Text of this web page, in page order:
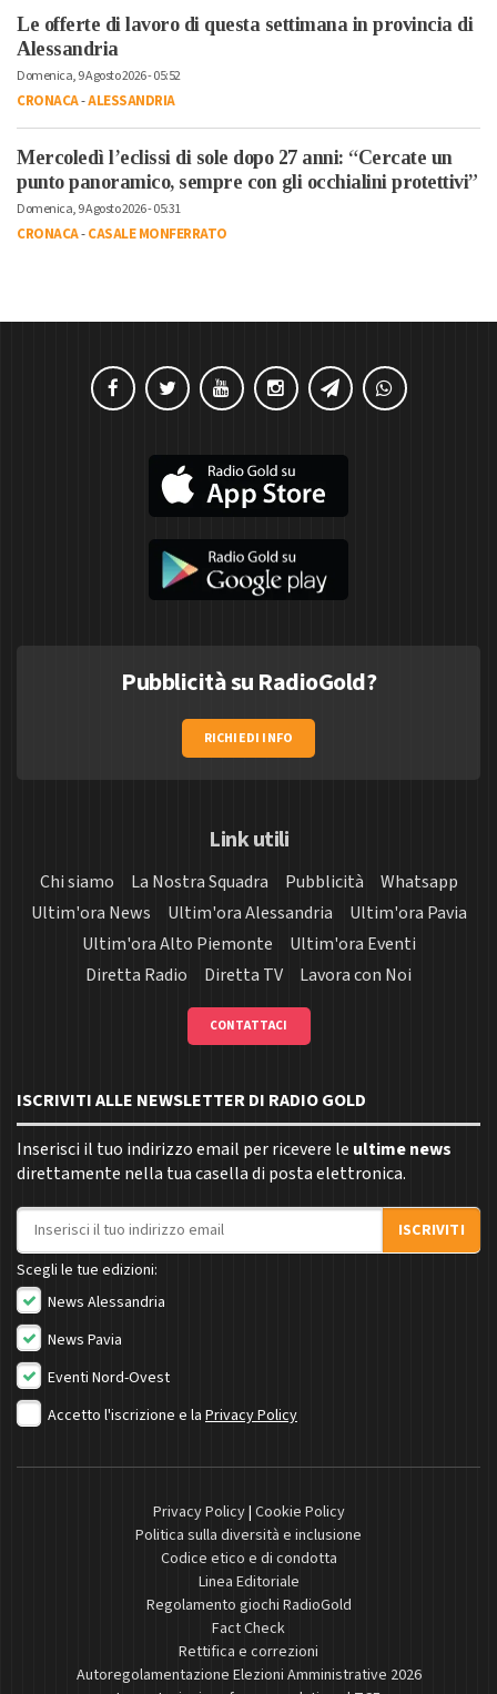
Le offerte di lavoro di questa settimana in provincia di
Alessandria
Domenica, 9 Agosto 2026 - 05:52
CRONACA-ALESSANDRIA
Mercoledì l’eclissi di sole dopo 27 anni: “Cercate un
punto panoramico, sempre con gli occhialini protettivi”
Domenica, 9 Agosto 2026 - 05:31
CRONACA-CASALE MONFERRATO
Pubblicità su RadioGold?
RICHIEDI INFO
Link utili
Chi siamo La Nostra Squadra Pubblicità
Whatsapp
Ultim'ora News
Ultim'ora Alessandria
Ultim'ora Pavia
Ultim'ora Alto Piemonte
Ultim'ora Eventi
Diretta Radio
Diretta TV Lavora con Noi
CONTATTACI
ISCRIVITI ALLE NEWSLETTER DI RADIO GOLD
Inserisci il tuo indirizzo email per ricevere le ultime news
direttamente nella tua casella di posta elettronica.
Indirizzo email
ISCRIVITI
Scegli le tue edizioni:
News Alessandria
News Pavia
Eventi Nord-Ovest
Accetto l'iscrizione e la Privacy Policy
Privacy Policy| Cookie Policy
Politica sulla diversità e inclusione
Codice etico e di condotta
Linea Editoriale
Regolamento giochi RadioGold
Fact Check
Rettifica e correzioni
Autoregolamentazione Elezioni Amministrative 2026